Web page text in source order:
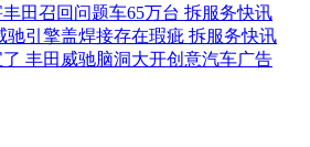
田召回问题车65万台 拆服务快讯
驰引擎盖焊接存在瑕疵 拆服务快讯
丰田威驰脑洞大开创意汽车广告